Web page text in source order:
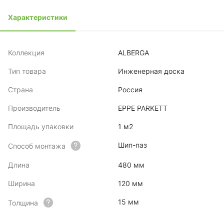
Характеристики
Коллекция ALBERGA
Тип товара Инженерная доска
Страна Россия
Производитель EPPE PARKETT
Площадь упаковки 1 м2
Способ монтажа Шип-паз
Длина 480 мм
Ширина 120 мм
Толщина 15 мм